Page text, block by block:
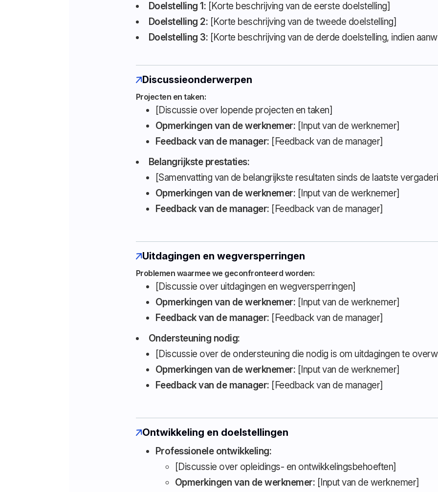
Doelstelling 1: [Korte beschrijving van de eerste doelstelling]
Doelstelling 2: [Korte beschrijving van de tweede doelstelling]
Doelstelling 3: [Korte beschrijving van de derde doelstelling, indien
Discussieonderwerpen
Projecten en taken:
[Discussie over lopende projecten en taken]
Opmerkingen van de werknemer: [Input van de werknemer]
Feedback van de manager: [Feedback van de manager]
Belangrijkste prestaties:
[Samenvatting van de belangrijkste resultaten sinds de laatste
Opmerkingen van de werknemer: [Input van de werknemer]
Feedback van de manager: [Feedback van de manager]
Uitdagingen en wegversperringen
Problemen waarmee we geconfronteerd worden:
[Discussie over uitdagingen en wegversperringen]
Opmerkingen van de werknemer: [Input van de werknemer]
Feedback van de manager: [Feedback van de manager]
Ondersteuning nodig:
[Discussie over de ondersteuning die nodig is om uitdagingen te
Opmerkingen van de werknemer: [Input van de werknemer]
Feedback van de manager: [Feedback van de manager]
Ontwikkeling en doelstellingen
Professionele ontwikkeling:
[Discussie over opleidings- en ontwikkelingsbehoeften]
Opmerkingen van de werknemer: [Input van de werknemer]